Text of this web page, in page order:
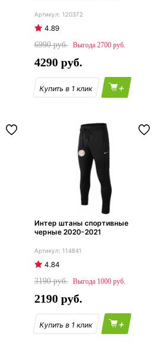
120372
4.89
6990
2700
4290
+
Интер штаны спортивные
черные 2020-2021
114841
4.84
3190
1000
2190
+